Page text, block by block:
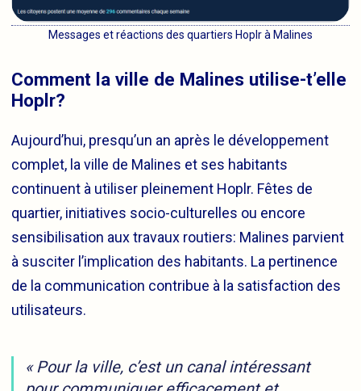
Messages et réactions des quartiers Hoplr à Malines
Comment la ville de Malines utilise-t’elle
Hoplr?
Aujourd’hui, presqu’un an après le développement
complet, la ville de Malines et ses habitants
continuent à utiliser pleinement Hoplr. Fêtes de
quartier, initiatives socio-culturelles ou encore
sensibilisation aux travaux routiers: Malines parvient
à susciter l’implication des habitants. La pertinence
de la communication contribue à la satisfaction des
utilisateurs.
« Pour la ville, c’est un canal intéressant